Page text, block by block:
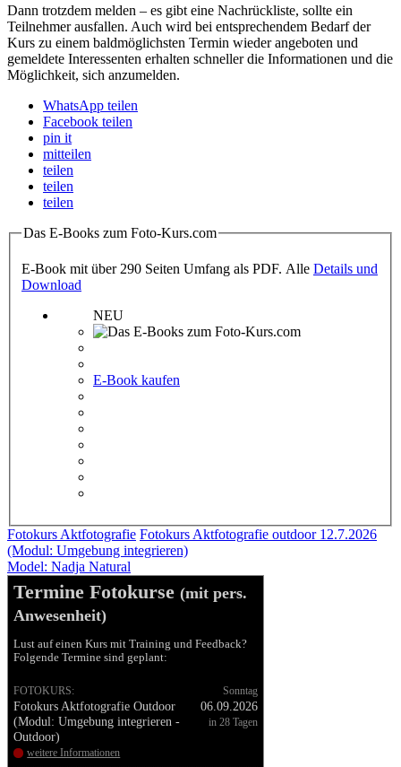
Dann trotzdem melden – es gibt eine Nachrückliste, sollte ein
Teilnehmer ausfallen. Auch wird bei entsprechendem Bedarf der
Kurs zu einem baldmöglichsten Termin wieder angeboten und
gemeldete Interessenten erhalten schneller die Informationen und die
Möglichkeit, sich anzumelden.
WhatsApp teilen
Facebook teilen
pin it
mitteilen
teilen
teilen
teilen
Das E-Books zum Foto-Kurs.com
E-Book mit über 290 Seiten Umfang als PDF. Alle Details und
Download
NEU
E-Book kaufen
Fotokurs Aktfotografie Fotokurs Aktfotografie outdoor 12.7.2026
(Modul: Umgebung integrieren)
Model: Nadja Natural
Termine Fotokurse (mit pers.
Anwesenheit)
Lust auf einen Kurs mit Training und Feedback?
Folgende Termine sind geplant:
FOTOKURS:
Fotokurs Aktfotografie Outdoor
(Modul: Umgebung integrieren -
Outdoor)
weitere Informationen
Sonntag
06.09.2026
in 28 Tagen